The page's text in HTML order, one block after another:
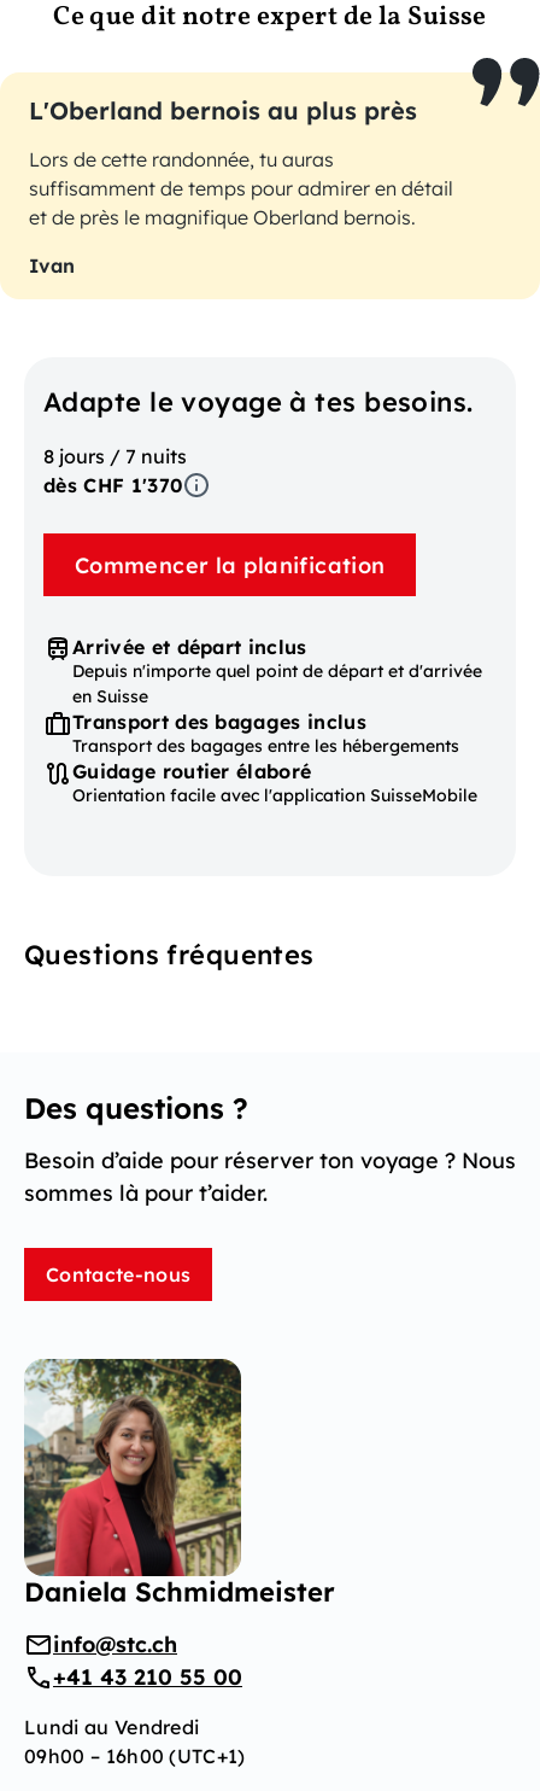
Ce que dit notre expert de la Suisse
L'Oberland bernois au plus près
Lors de cette randonnée, tu auras
suffisamment de temps pour admirer en détail
et de près le magnifique Oberland bernois.
Ivan
Adapte le voyage à tes besoins.
8 jours / 7 nuits
dès CHF 1'370
Commencer la planification
Arrivée et départ inclus
Depuis n'importe quel point de départ et d'arrivée
en Suisse
Transport des bagages inclus
Transport des bagages entre les hébergements
Guidage routier élaboré
Orientation facile avec l'application SuisseMobile
Questions fréquentes
Des questions ?
Besoin d’aide pour réserver ton voyage ? Nous
sommes là pour t’aider.
Contacte-nous
Daniela Schmidmeister
info@stc.ch
+41 43 210 55 00
Lundi au Vendredi
09h00 – 16h00 (UTC+1)